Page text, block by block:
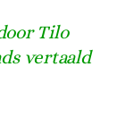
Tilo
vertaald